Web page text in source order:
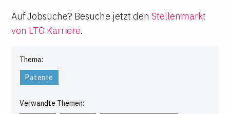
Auf Jobsuche? Besuche jetzt den Stellenmarkt
von LTO Karriere.
Thema:
Patente
Verwandte Themen: